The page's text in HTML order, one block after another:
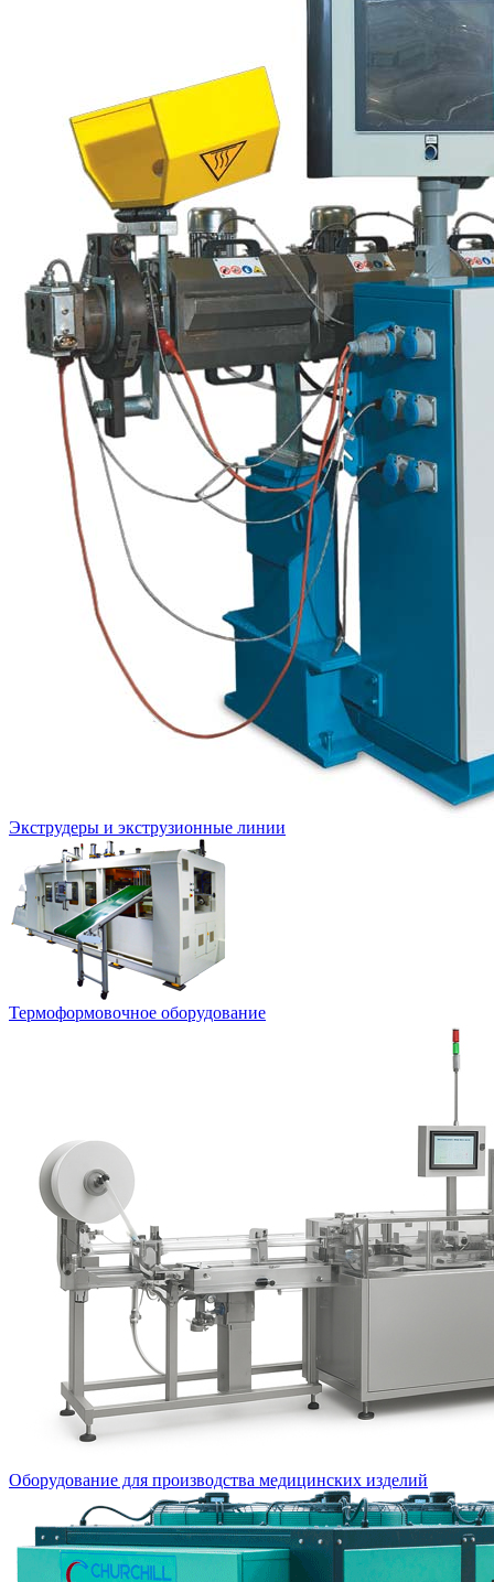
Экструдеры и экструзионные линии
Термоформовочное оборудование
Оборудование для производства медицинских изделий